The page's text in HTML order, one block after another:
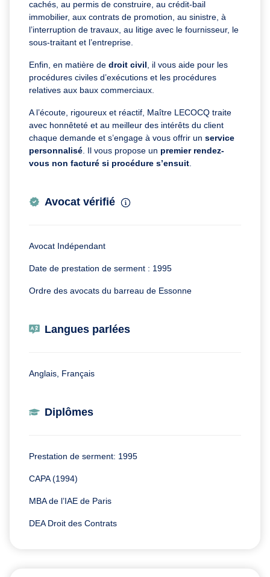
cachés, au permis de construire, au crédit-bail
immobilier, aux contrats de promotion, au sinistre, à
l’interruption de travaux, au litige avec le fournisseur, le
sous-traitant et l’entreprise.
Enfin, en matière de droit civil , il vous aide pour les
procédures civiles d’exécutions et les procédures
relatives aux baux commerciaux.
A l’écoute, rigoureux et réactif, Maître LECOCQ traite
avec honnêteté et au meilleur des intérêts du client
chaque demande et s’engage à vous offrir un service
personnalisé . Il vous propose un premier rendez-
vous non facturé si procédure s’ensuit
Avocat vérifié
Avocat Indépendant
Date de prestation de serment : 1995
Ordre des avocats du barreau de Essonne
Langues parlées
Anglais, Français
Diplômes
Prestation de serment: 1995
CAPA (1994)
MBA de l’IAE de Paris
DEA Droit des Contrats